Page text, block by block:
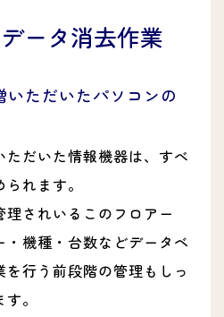
ータ消去作業
いただいたパソコンの
ただいた情報機器は、すべ
れます。
理されいるこのフロアー
・機種・台数などデータベ
行う前段階の管理もしっ
。